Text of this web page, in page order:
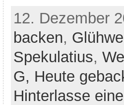
12. Dezember
backen,
Spekulatius,
G, Heute
Hinterlasse